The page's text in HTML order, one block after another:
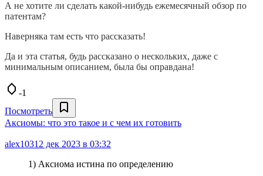
А не хотите ли сделать какой-нибудь ежемесячный обзор по
патентам?
Наверняка там есть что рассказать!
Да и эта статья, будь рассказано о нескольких, даже с
минимальным описанием, была бы оправдана!
-1
Посмотреть
Аксиомы: что это такое и с чем их готовить
alex10312 дек 2023 в 03:32
1) Аксиома истина по определению